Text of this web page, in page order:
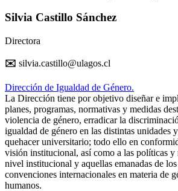
Silvia Castillo Sánchez
Directora
✉️ silvia.castillo@ulagos.cl
Dirección de Igualdad de Género.
La Dirección tiene por objetivo diseñar e
planes, programas, normativas y medidas
violencia de género, erradicar la
igualdad de género en las distintas unidades
quehacer universitario; todo ello en
visión institucional, así como a las políticas y
nivel institucional y aquellas emanadas de
convenciones internacionales en materia de
humanos.